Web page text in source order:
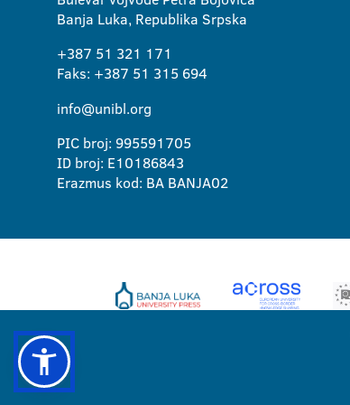
Banja Luka, Republika Srpska
+387 51 321 171
Faks: +387 51 315 694
info@unibl.org
PIC broj: 995591705
ID broj: E10186843
Erazmus kod: BA BANJA02